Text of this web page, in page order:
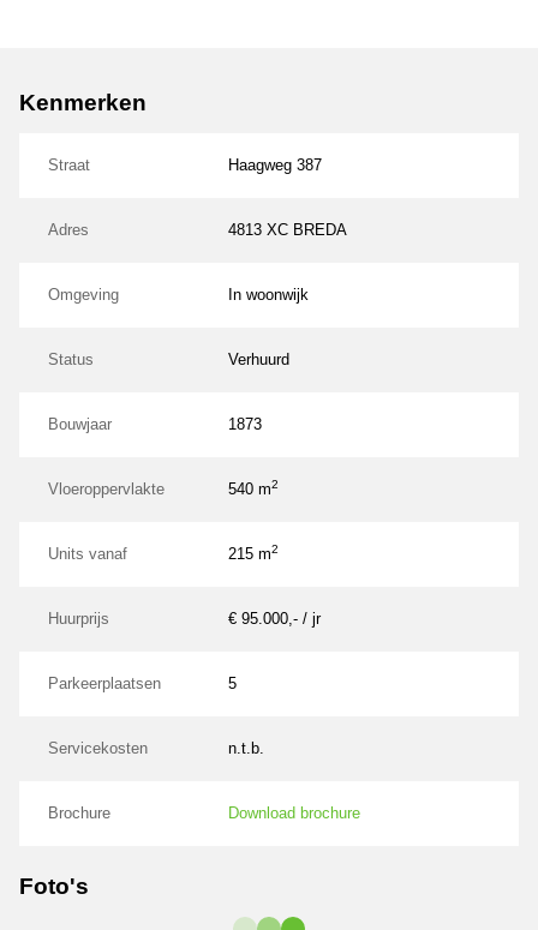
Kenmerken
Straat Haagweg 387
Adres 4813 XC BREDA
Omgeving In woonwijk
Status Verhuurd
Bouwjaar 1873
Vloeroppervlakte 540 m2
Units vanaf 215 m2
Huurprijs € 95.000,- / jr
Parkeerplaatsen 5
Servicekosten n.t.b.
Brochure Download brochure
Foto's